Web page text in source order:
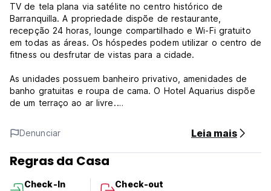
TV de tela plana via satélite no centro histórico de
Barranquilla. A propriedade dispõe de restaurante,
recepção 24 horas, lounge compartilhado e Wi-Fi gratuito
em todas as áreas. Os hóspedes podem utilizar o centro de
fitness ou desfrutar de vistas para a cidade.
As unidades possuem banheiro privativo, amenidades de
banho gratuitas e roupa de cama. O Hotel Aquarius dispõe
de um terraço ao ar livre.
Um pequeno-almoço americano é servido todas as manhãs
no hotel.
Política e Condições do Hotel Aquarius:
Política de cancelamento: 2 dias antes da chegada. Em
Denunciar Leia mais
Regras da Casa
Check-In
Check-out